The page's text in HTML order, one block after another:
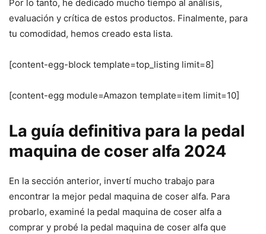
Por lo tanto, he dedicado mucho tiempo al análisis,
evaluación y crítica de estos productos. Finalmente, para
tu comodidad, hemos creado esta lista.
[content-egg-block template=top_listing limit=8]
[content-egg module=Amazon template=item limit=10]
La guía definitiva para la pedal
maquina de coser alfa 2024
En la sección anterior, invertí mucho trabajo para
encontrar la mejor pedal maquina de coser alfa. Para
probarlo, examiné la pedal maquina de coser alfa a
comprar y probé la pedal maquina de coser alfa que